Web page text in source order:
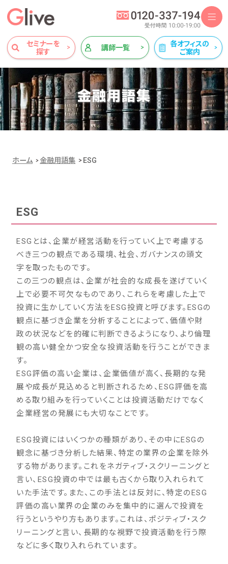
セミナーを
探す
講師一覧
各オフィスの
ご案内
金融用語集
ホーム 金融用語集 ESG
ESG
ESGとは、企業が経営活動を行っていく上で考慮する
べき三つの観点である環境、社会、ガバナンスの頭文
字を取ったものです。
この三つの観点は、企業が社会的な成長を遂げていく
上で必要不可欠なものであり、これらを考慮した上で
投資に生かしていく方法をESG投資と呼びます。ESGの
観点に基づき企業を分析することによって、価値や財
政の状況などを的確に判断できるようになり、より倫理
観の高い健全かつ安全な投資活動を行うことができま
す。
ESG評価の高い企業は、企業価値が高く、長期的な発
展や成長が見込めると判断されるため、ESG評価を高
める取り組みを行っていくことは投資活動だけでなく
企業経営の発展にも大切なことです。
ESG投資にはいくつかの種類があり、その中にESGの
観念に基づき分析した結果、特定の業界の企業を除外
する物があります。これをネガティブ・スクリーニングと
言い、ESG投資の中では最も古くから取り入れられて
いた手法です。また、この手法とは反対に、特定のESG
評価の高い業界の企業のみを集中的に選んで投資を
行うというやり方もあります。これは、ポジティブ・スク
リーニングと言い、長期的な視野で投資活動を行う際
などに多く取り入れられています。